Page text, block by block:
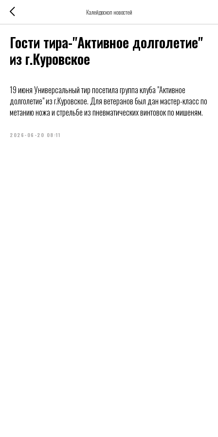
Калейдоскоп новостей
Гости тира-"Активное долголетие"
из г.Куровское
19 июня Универсальный тир посетила группа клуба "Активное
долголетие" из г.Куровское. Для ветеранов был дан мастер-класс по
метанию ножа и стрельбе из пневматических винтовок по мишеням.
2026-06-20 08:11